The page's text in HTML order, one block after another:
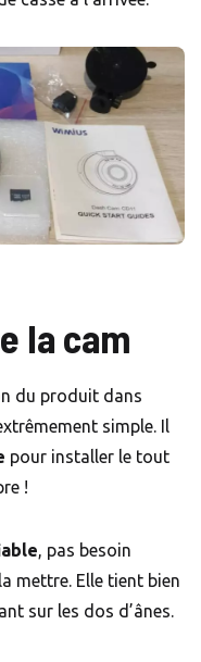
la cam
du produit dans
simple. Il
pour installer le tout
!
, pas besoin
mettre. Elle tient bien
sur les dos d’ânes.